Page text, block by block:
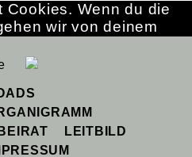
BEIRAT
LEITBILD
Cookies. Wenn du die
wir von deinem